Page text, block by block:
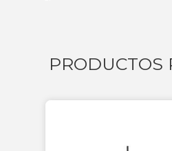
PRODUCTOS